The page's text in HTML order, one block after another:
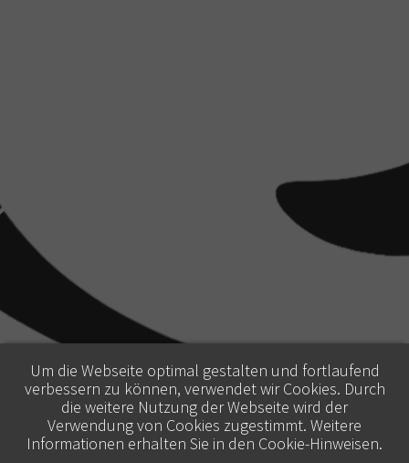
Um die Webseite optimal gestalten und fortlaufend
verbessern zu können, verwendet wir Cookies. Durch
die weitere Nutzung der Webseite wird der
Verwendung von Cookies zugestimmt. Weitere
Informationen erhalten Sie in den Cookie-Hinweisen.